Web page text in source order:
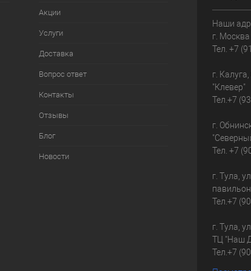
Акции
Услуги
Доставка
Вопрос ответ
Контакты
Отзывы
Блог
Новости
Наши
г.
Тел. +7
г.
"Клевер"
Тел.+7
г.
Тел. +7
г. Тула,
Тел.+7
г. Тула,
ТЦ "Наш
Тел.+7